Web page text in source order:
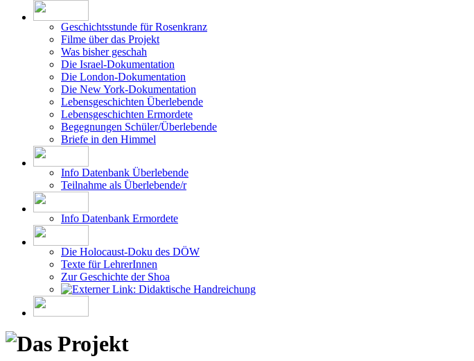
Geschichtsstunde für Rosenkranz
Filme über das Projekt
Was bisher geschah
Die Israel-Dokumentation
Die London-Dokumentation
Die New York-Dokumentation
Lebensgeschichten Überlebende
Lebensgeschichten Ermordete
Begegnungen Schüler/Überlebende
Briefe in den Himmel
Info Datenbank Überlebende
Teilnahme als Überlebende/r
Info Datenbank Ermordete
Die Holocaust-Doku des DÖW
Texte für LehrerInnen
Zur Geschichte der Shoa
Didaktische Handreichung